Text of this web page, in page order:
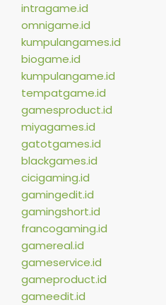
intragame.id
omnigame.id
kumpulangames.id
biogame.id
kumpulangame.id
tempatgame.id
gamesproduct.id
miyagames.id
gatotgames.id
blackgames.id
cicigaming.id
gamingedit.id
gamingshort.id
francogaming.id
gamereal.id
gameservice.id
gameproduct.id
gameedit.id